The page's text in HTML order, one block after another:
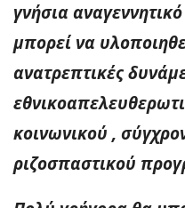
γνήσια
μπορεί να
ανατρεπτικές
κοινωνικού ,
ριζοσπαστικού